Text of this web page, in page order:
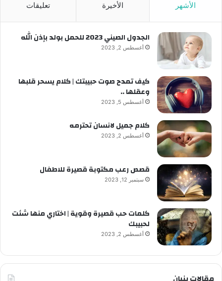
الأشهر الأخيرة تعليقات
الجدول الصيني 2023 للحمل بولد بإذن الله
أغسطس 2, 2023
كيف تمدح صوت حبيبتك | كلام يسحر قلبها
وعقلها ..
أغسطس 5, 2023
كلام جميل لانسان تحترمه
أغسطس 2, 2023
قصص رعب مكتوبة قصيرة للاطفال
سبتمبر 12, 2023
كلمات حب قصيرة وقوية | اختاري منها شئت
لحبيبك
أغسطس 2, 2023